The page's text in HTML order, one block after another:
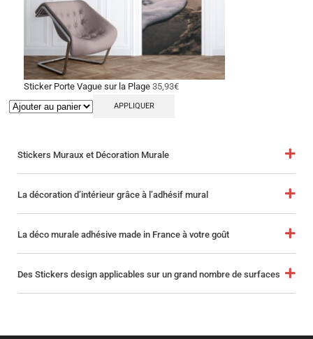
Sticker Porte Vague sur la Plage 35,93€
APPLIQUER
Stickers Muraux et Décoration Murale
La décoration d’intérieur grâce à l’adhésif mural
La déco murale adhésive made in France à votre goût
Des Stickers design applicables sur un grand nombre de surfaces